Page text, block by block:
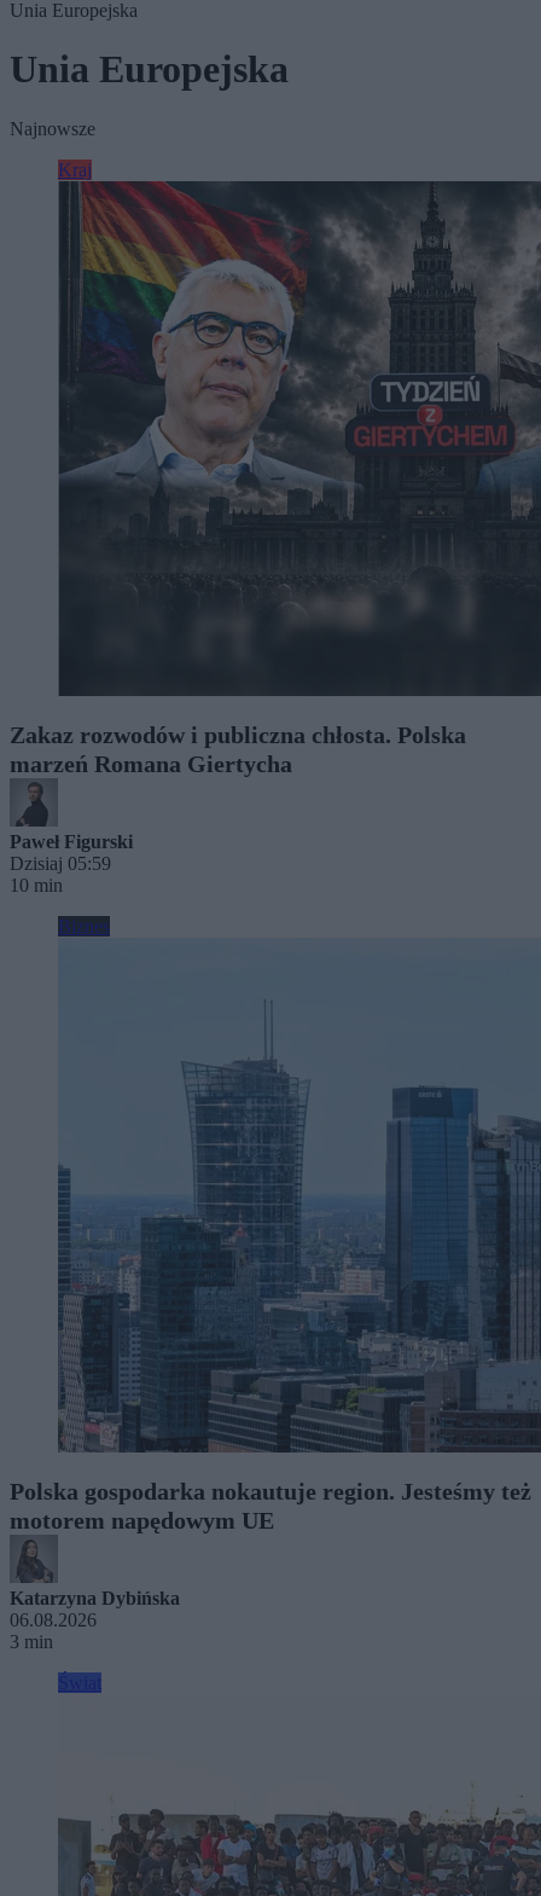
Unia Europejska
Unia Europejska
Najnowsze
Kraj
Zakaz rozwodów i publiczna chłosta. Polska
marzeń Romana Giertycha
Paweł Figurski
Dzisiaj 05:59
10 min
Biznes
Polska gospodarka nokautuje region. Jesteśmy też
motorem napędowym UE
Katarzyna Dybińska
06.08.2026
3 min